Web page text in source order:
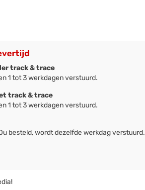
track & trace
1 tot 3 werkdagen verstuurd.
track & trace
1 tot 3 werkdagen verstuurd.
besteld, wordt dezelfde werkdag verstuurd.